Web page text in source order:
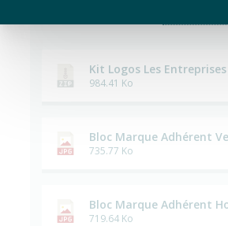
Kit Logos Les
984.41 Ko
Bloc Marque Adhérent
735.77 Ko
Bloc Marque Adhérent
719.64 Ko